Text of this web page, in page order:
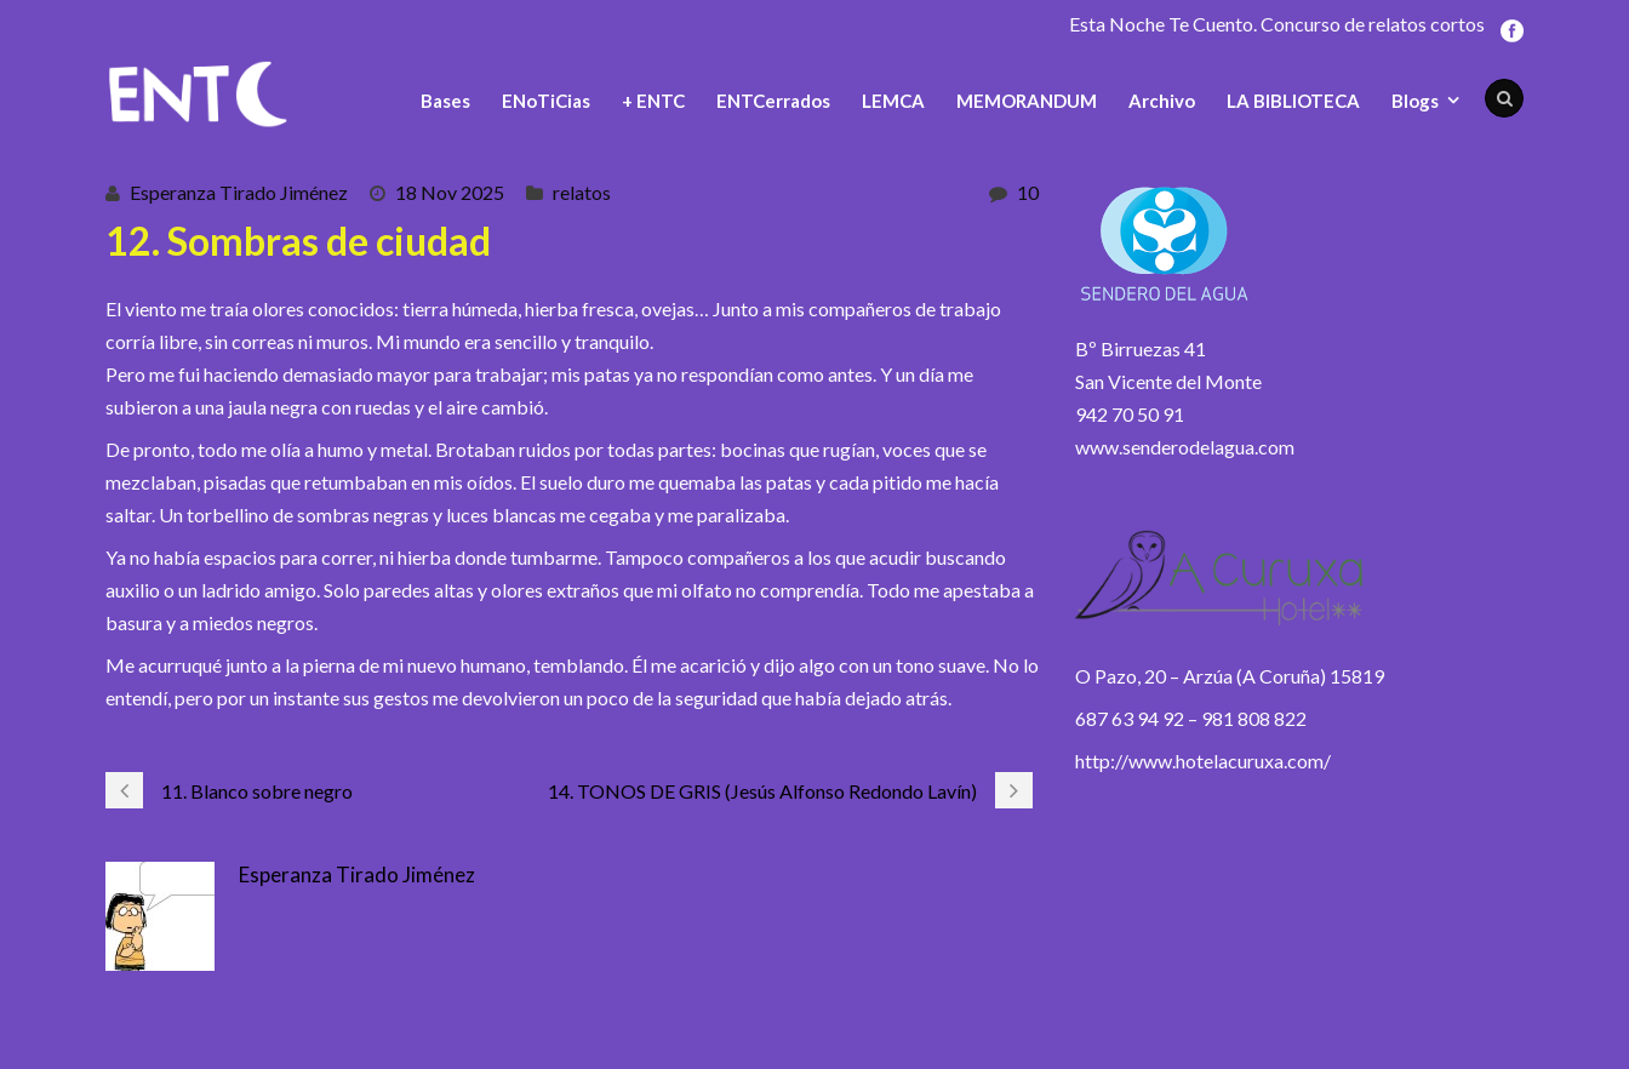
Esta Noche Te Cuento. Concurso de relatos cortos
Bases ENoTiCias + ENTC ENTCerrados LEMCA MEMORANDUM Archivo LA BIBLIOTECA Blogs
Esperanza Tirado Jiménez 18 Nov 2025 relatos 10
12. Sombras de ciudad
El viento me traía olores conocidos: tierra húmeda, hierba fresca, ovejas… Junto a mis compañeros de trabajo
corría libre, sin correas ni muros. Mi mundo era sencillo y tranquilo.
Pero me fui haciendo demasiado mayor para trabajar; mis patas ya no respondían como antes. Y un día me
subieron a una jaula negra con ruedas y el aire cambió.
De pronto, todo me olía a humo y metal. Brotaban ruidos por todas partes: bocinas que rugían, voces que se
mezclaban, pisadas que retumbaban en mis oídos. El suelo duro me quemaba las patas y cada pitido me hacía
saltar. Un torbellino de sombras negras y luces blancas me cegaba y me paralizaba.
Ya no había espacios para correr, ni hierba donde tumbarme. Tampoco compañeros a los que acudir buscando
auxilio o un ladrido amigo. Solo paredes altas y olores extraños que mi olfato no comprendía. Todo me apestaba a
basura y a miedos negros.
Me acurruqué junto a la pierna de mi nuevo humano, temblando. Él me acarició y dijo algo con un tono suave. No lo
entendí, pero por un instante sus gestos me devolvieron un poco de la seguridad que había dejado atrás.
11. Blanco sobre negro 14. TONOS DE GRIS (Jesús Alfonso Redondo Lavín)
Esperanza Tirado Jiménez
Bº Birruezas 41
San Vicente del Monte
942 70 50 91
www.senderodelagua.com
O Pazo, 20 – Arzúa (A Coruña) 15819
687 63 94 92 – 981 808 822
http://www.hotelacuruxa.com/